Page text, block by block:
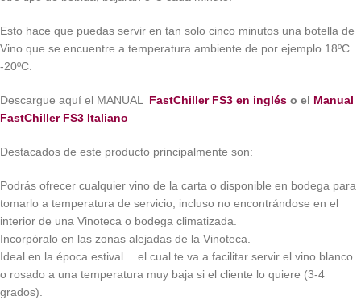
Esto hace que puedas servir en tan solo cinco minutos una botella de
Vino que se encuentre a temperatura ambiente de por ejemplo 18ºC
-20ºC.
Descargue aquí el MANUAL FastChiller FS3 en inglés o el Manual
FastChiller FS3 Italiano
Destacados de este producto principalmente son:
Podrás ofrecer cualquier vino de la carta o disponible en bodega para
tomarlo a temperatura de servicio, incluso no encontrándose en el
interior de una Vinoteca o bodega climatizada.
Incorpóralo en las zonas alejadas de la Vinoteca.
Ideal en la época estival… el cual te va a facilitar servir el vino blanco
o rosado a una temperatura muy baja si el cliente lo quiere (3-4
grados).